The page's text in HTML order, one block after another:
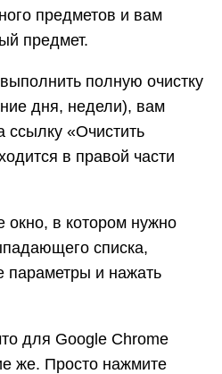
предметов и вам
предмет.
полную очистку
дня, недели), вам
ссылку «Очистить
в правой части
окно, в котором нужно
списка,
параметры и нажать
для Google Chrome
же. Просто нажмите